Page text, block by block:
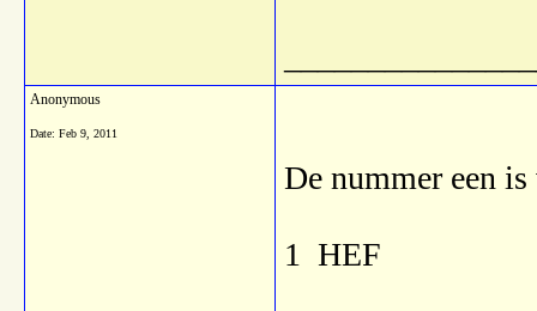
Anonymous
Date: Feb 9, 2011
De nummer een
1 HEF